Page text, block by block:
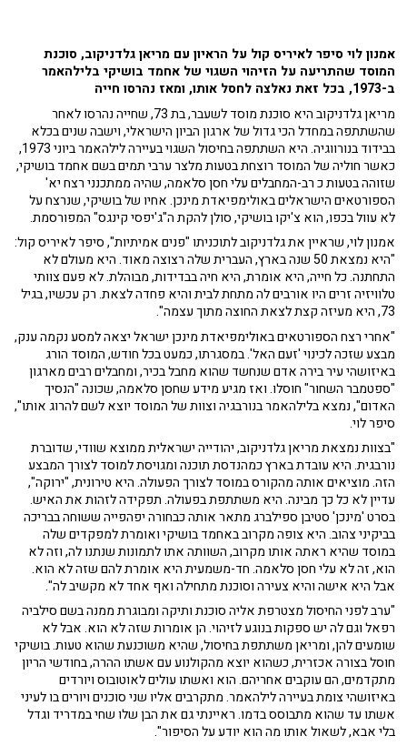
אמנון לוי סיפר לאיריס קול על הראיון עם מריאן גלדניקוב, סוכנת
המוסד שהתריעה על הזיהוי השגוי של אחמד בושיקי בלילהאמר
ב-1973, בכל זאת נאלצה לחסל אותו, ומאז נהרסו חייה
מריאן גלדניקוב היא סוכנת מוסד לשעבר, בת 73, שחייה נהרסו לאחר
שהשתתפה במחדל הכי גדול של ארגון הביון הישראלי, וישבה שנים בכלא
בבידוד בנורווגיה. היא השתתפה בחיסול השגוי בעיירה לילהאמר ביוני 1973,
כאשר חוליה של המוסד רוצחת בטעות מלצר ערבי תמים בשם אחמד בושיקי,
שזוהה בטעות כ רב-המחבלים עלי חסן סלאמה, שהיה ממתכנני רצח יא'
הספורטאים הישראלים באולימפיאדת מינכן. אחיו של בושיקי, שנרצח על
לא עוול בכפו, הוא צ'יקו בושיקי, סולן להקת ה"ג'יפסי קינגס" המפורסמת.
אמנון לוי, שראיין את גלדניקוב לתוכניתו "פנים אמיתיות", סיפר לאיריס קול:
"היא נמצאת 50 שנה בארץ, העברית שלה רצוצה מאוד. היא מעולם לא
התחתנה. כל חייה, היא אומרת, היא חיה בבדידות, מבוהלת. לא פעם צוותי
טלוויזיה זרים היו אורבים לה מתחת לבית והיא פחדה לצאת. רק עכשיו, בגיל
73, היא מעיזה קצת לצאת החוצה מתוך עצמה".
"אחרי רצח הספורטאים באולימפיאדת מינכן ישראל יצאה למסע נקמה ענק,
מבצע שזכה לכינוי 'זעם האל'. במסגרתו, כמעט בכל חודש, המוסד הורג
באיזושהי עיר בירה אדם שנחשד שהוא מחבל בכיר, ומחבלים רבים מארגון
"ספטמבר השחור" חוסלו. ואז מגיע מידע שחסן סלאמה, שכונה "הנסיך
האדום", נמצא בלילהאמר בנורבגיה וצוות של המוסד יוצא לשם להרוג אותו",
סיפר לוי.
"בצוות נמצאת מריאן גלדניקוב, יהודייה ישראלית ממוצא שוודי, שדוברת
נורבגית. היא עובדת בארץ כמהנדסת תוכנה ומגויסת למוסד לצורך המבצע
הזה. מוציאים אותה מהקורס במוסד לצורך הפעולה. היא טירונית, "ירוקה",
עדיין לא כל כך מבינה. היא משתתפת בפעולה. תפקידה לזהות את האיש.
בסרט 'מינכן' סטיבן ספילברג מתאר אותה כבחורה יפהפייה ששוחה בבריכה
בביקיני צהוב. היא צופה מקרוב באחמד בושיקי ואומרת למפקדים שלה
במוסד שהיא ראתה אותו מקרוב, השוותה אתו לתמונות שנתנו לה, וזה לא
הוא, זה לא עלי חסן סלאמה. חד-משמעית היא אומרת להם שזה לא הוא.
אבל היא אישה והיא צעירה וסוכנת מתחילה ואף אחד לא מקשיב לה".
"ערב לפני החיסול מצטרפת אליה סוכנת ותיקה ומבוגרת ממנה בשם סילביה
רפאל וגם לה יש ספקות בנוגע לזיהוי. הן אומרות שזה לא הוא. אבל לא
שומעים להן, ומריאן משתתפת בחיסול, שהיא משוכנעת שהוא טעות. בושיקי
חוסל בצורה אכזרית, כשהוא יוצא מהקולנוע עם אשתו ההרה, בחודשי הריון
מתקדמים, הם עוקבים אחריהם. הוא ואשתו עולים לאוטובוס ויורדים
באיזושהי צומת בעיירה לילהאמר. מתקרבים אליו שני סוכנים ויורים בו לעיני
אשתו עד שהוא מתבוסס בדמו. ראיינתי גם את הבן שלו שחי במדריד וגדל
בלי אבא, לשאול אותו מה הוא יודע על הסיפור".